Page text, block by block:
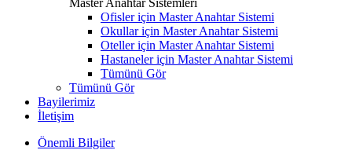
Master Anahtar Sistemleri
Ofisler için Master Anahtar Sistemi
Okullar için Master Anahtar Sistemi
Oteller için Master Anahtar Sistemi
Hastaneler için Master Anahtar Sistemi
Tümünü Gör
Tümünü Gör
Bayilerimiz
İletişim
Önemli Bilgiler